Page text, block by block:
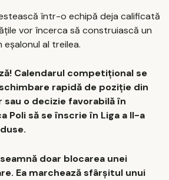
într-o echipă deja calificată
vor încerca să construiască un
al treilea.
Calendarul competițional se
rapidă de poziție din
o decizie favorabilă în
Poli să se înscrie în Liga a II-a
doar blocarea unei
Ea marchează sfârșitul unui